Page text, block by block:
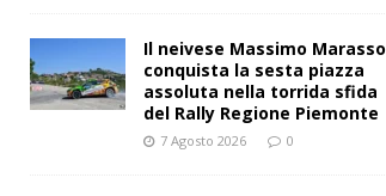
Il neivese Massimo Marasso
conquista la sesta piazza
assoluta nella torrida sfida
del Rally Regione Piemonte
7 Agosto 2026 0